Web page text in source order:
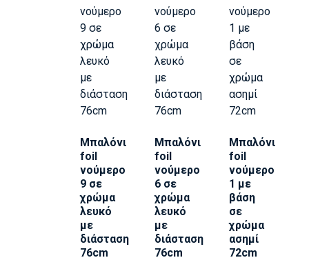
Μπαλόνι
foil
νούμερο
9 σε
χρώμα
λευκό
με
διάσταση
76cm
Μπαλόνι
foil
νούμερο
6 σε
χρώμα
λευκό
με
διάσταση
76cm
Μπαλόνι
foil
νούμερο
1 με
βάση
σε
χρώμα
ασημί
72cm